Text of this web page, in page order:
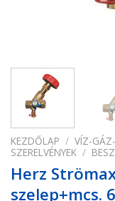
KEZDŐLAP / VÍZ-
SZERELVÉNYEK /
Herz
szelep+mcs.